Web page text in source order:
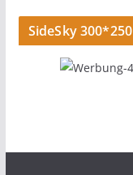
SideSky 300*250